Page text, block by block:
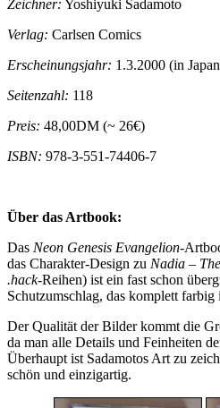
Zeichner: Yoshiyuki Sadamoto
Verlag: Carlsen Comics
Erscheinungsjahr: 1.3.2000 (in
Seitenzahl: 118
Preis: 48,00DM (~ 26€)
ISBN: 978-3-551-74406-7
Über das Artbook:
Das Neon Genesis Evangelion-
das Charakter-Design zu Nadia –
.hack-Reihen) ist ein fast schon
Schutzumschlag, das komplett farbig
Der Qualität der Bilder kommt die
da man alle Details und Feinheiten
Überhaupt ist Sadamotos Art zu
schön und einzigartig.